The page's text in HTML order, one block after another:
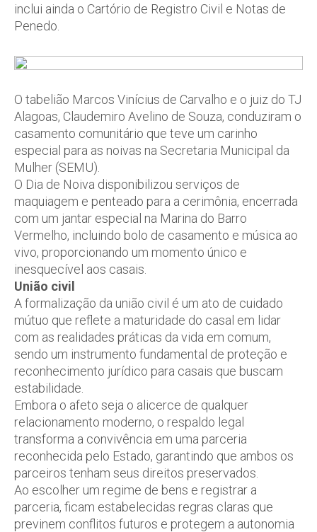
inclui ainda o Cartório de Registro Civil e Notas de
Penedo.
O tabelião Marcos Vinícius de Carvalho e o juiz do TJ
Alagoas, Claudemiro Avelino de Souza, conduziram o
casamento comunitário que teve um carinho
especial para as noivas na Secretaria Municipal da
Mulher (SEMU).
O Dia de Noiva disponibilizou serviços de
maquiagem e penteado para a cerimônia, encerrada
com um jantar especial na Marina do Barro
Vermelho, incluindo bolo de casamento e música ao
vivo, proporcionando um momento único e
inesquecível aos casais.
União civil
A formalização da união civil é um ato de cuidado
mútuo que reflete a maturidade do casal em lidar
com as realidades práticas da vida em comum,
sendo um instrumento fundamental de proteção e
reconhecimento jurídico para casais que buscam
estabilidade.
Embora o afeto seja o alicerce de qualquer
relacionamento moderno, o respaldo legal
transforma a convivência em uma parceria
reconhecida pelo Estado, garantindo que ambos os
parceiros tenham seus direitos preservados.
Ao escolher um regime de bens e registrar a
parceria, ficam estabelecidas regras claras que
previnem conflitos futuros e protegem a autonomia